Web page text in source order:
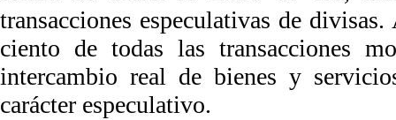
transacciones especulativas de
ciento de todas las transacciones
intercambio real de bienes y
carácter especulativo.